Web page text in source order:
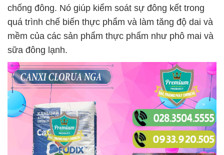
chống đông. Nó giúp kiểm soát sự đông kết trong
quá trình chế biến thực phẩm và làm tăng độ dai và
mềm của các sản phẩm thực phẩm như phô mai và
sữa đông lạnh.